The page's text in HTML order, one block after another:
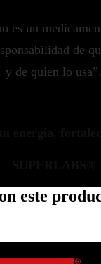
es un
de
y de quien lo usa”.
este